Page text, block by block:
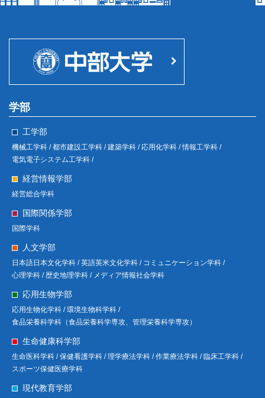
学部
工学部
機械工学科 / 都市建設工学科 / 建築学科 / 応用化学科 / 情報工学科 /
電気電子システム工学科 /
経営情報学部
経営総合学科
国際関係学部
国際学科
人文学部
日本語日本文化学科 / 英語英米文化学科 / コミュニケーション学科 /
心理学科 / 歴史地理学科 / メディア情報社会学科
応用生物学部
応用生物化学科 / 環境生物科学科 /
食品栄養科学科（食品栄養科学専攻、管理栄養科学専攻）
生命健康科学部
生命医科学科 / 保健看護学科 / 理学療法学科 / 作業療法学科 / 臨床工学科 /
スポーツ保健医療学科
現代教育学部